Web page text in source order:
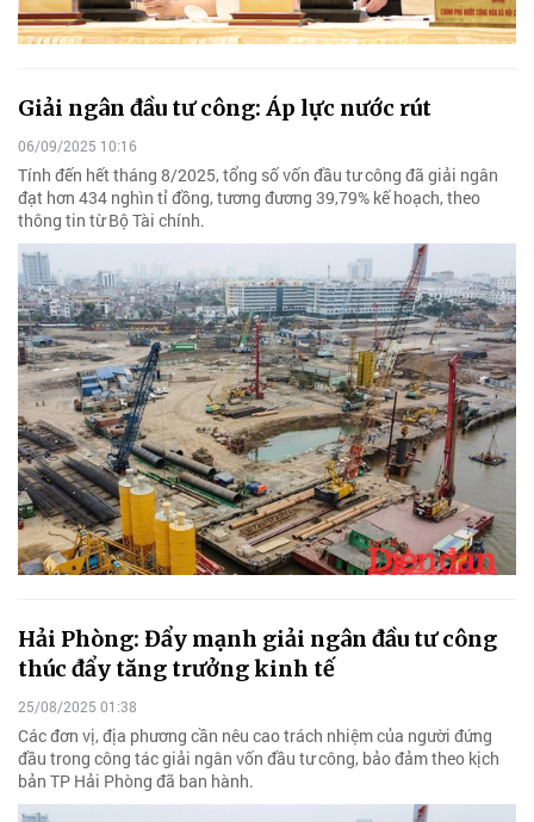
Giải ngân đầu tư công: Áp lực nước rút
06/09/2025 10:16
Tính đến hết tháng 8/2025, tổng số vốn đầu tư công đã giải ngân
đạt hơn 434 nghìn tỉ đồng, tương đương 39,79% kế hoạch, theo
thông tin từ Bộ Tài chính.
Hải Phòng: Đẩy mạnh giải ngân đầu tư công
thúc đẩy tăng trưởng kinh tế
25/08/2025 01:38
Các đơn vị, địa phương cần nêu cao trách nhiệm của người đứng
đầu trong công tác giải ngân vốn đầu tư công, bảo đảm theo kịch
bản TP Hải Phòng đã ban hành.